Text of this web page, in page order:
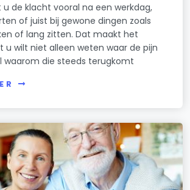
u de klacht vooral na een werkdag,
of juist bij gewone dingen zoals
of lang zitten. Dat maakt het
u wilt niet alleen weten waar de pijn
waarom die steeds terugkomt